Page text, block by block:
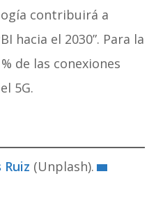
contribuirá a
hacia el 2030”. Para la
de las conexiones
5G.
Ruiz (Unplash).